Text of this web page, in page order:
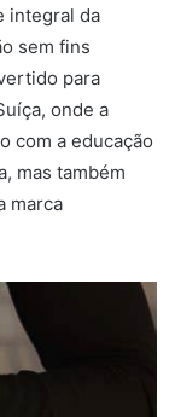
integral da
sem fins
para
onde a
com a educação
mas também
marca